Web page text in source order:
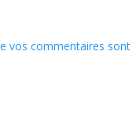
vos commentaires sont